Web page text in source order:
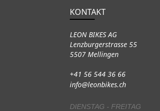
KONTAKT
LEON BIKES AG
Lenzburgerstrasse 55
5507 Mellingen
+41 56 544 36 66
info@leonbikes.ch
DIENSTAG - FREITAG